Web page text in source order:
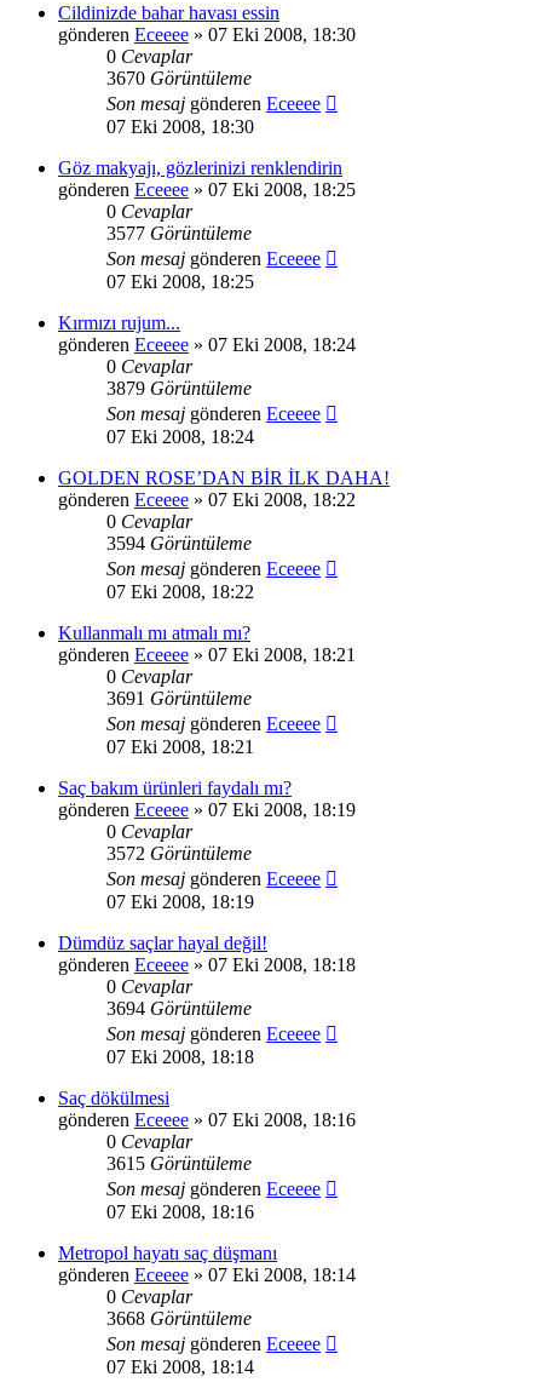
Cildinizde bahar havası essin
gönderen Eceeee » 07 Eki 2008, 18:30
0 Cevaplar
3670 Görüntüleme
Son mesaj gönderen Eceeee
07 Eki 2008, 18:30
Göz makyajı, gözlerinizi renklendirin
gönderen Eceeee » 07 Eki 2008, 18:25
0 Cevaplar
3577 Görüntüleme
Son mesaj gönderen Eceeee
07 Eki 2008, 18:25
Kırmızı rujum...
gönderen Eceeee » 07 Eki 2008, 18:24
0 Cevaplar
3879 Görüntüleme
Son mesaj gönderen Eceeee
07 Eki 2008, 18:24
GOLDEN ROSE’DAN BİR İLK DAHA!
gönderen Eceeee » 07 Eki 2008, 18:22
0 Cevaplar
3594 Görüntüleme
Son mesaj gönderen Eceeee
07 Eki 2008, 18:22
Kullanmalı mı atmalı mı?
gönderen Eceeee » 07 Eki 2008, 18:21
0 Cevaplar
3691 Görüntüleme
Son mesaj gönderen Eceeee
07 Eki 2008, 18:21
Saç bakım ürünleri faydalı mı?
gönderen Eceeee » 07 Eki 2008, 18:19
0 Cevaplar
3572 Görüntüleme
Son mesaj gönderen Eceeee
07 Eki 2008, 18:19
Dümdüz saçlar hayal değil!
gönderen Eceeee » 07 Eki 2008, 18:18
0 Cevaplar
3694 Görüntüleme
Son mesaj gönderen Eceeee
07 Eki 2008, 18:18
Saç dökülmesi
gönderen Eceeee » 07 Eki 2008, 18:16
0 Cevaplar
3615 Görüntüleme
Son mesaj gönderen Eceeee
07 Eki 2008, 18:16
Metropol hayatı saç düşmanı
gönderen Eceeee » 07 Eki 2008, 18:14
0 Cevaplar
3668 Görüntüleme
Son mesaj gönderen Eceeee
07 Eki 2008, 18:14